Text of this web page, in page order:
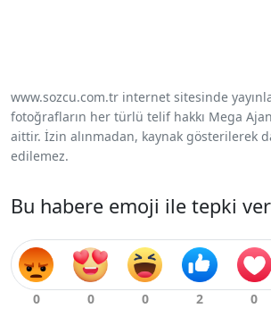
www.sozcu.com.tr internet sitesinde
fotoğrafların her türlü telif hakkı Mega
aittir. İzin alınmadan, kaynak gösterilerek
edilemez.
Bu habere emoji ile tepki ver